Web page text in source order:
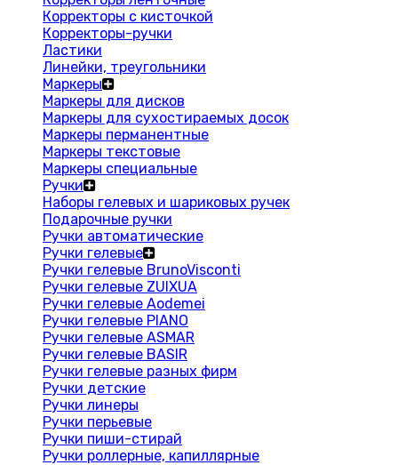
Корректоры с кисточкой
Корректоры-ручки
Ластики
Линейки, треугольники
Маркеры
Маркеры для дисков
Маркеры для сухостираемых досок
Маркеры перманентные
Маркеры текстовые
Маркеры специальные
Ручки
Наборы гелевых и шариковых ручек
Подарочные ручки
Ручки автоматические
Ручки гелевые
Ручки гелевые BrunoVisconti
Ручки гелевые ZUIXUA
Ручки гелевые Aodemei
Ручки гелевые PIANO
Ручки гелевые ASMAR
Ручки гелевые BASIR
Ручки гелевые разных фирм
Ручки детские
Ручки линеры
Ручки перьевые
Ручки пиши-стирай
Ручки роллерные, капиллярные